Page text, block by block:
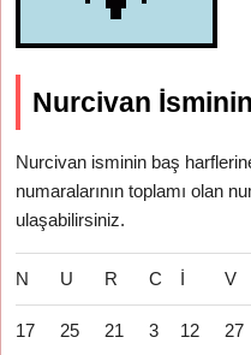
Nurcivan
Nurcivan isminin baş
numaralarının toplamı olan
ulaşabilirsiniz.
N U R C İ V
17 25 21 3 12 27